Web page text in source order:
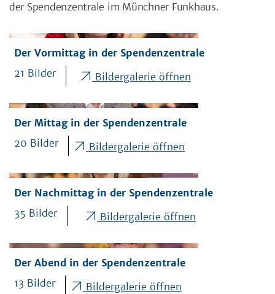
der Spendenzentrale im Münchner Funkhaus.
Der Vormittag in der Spendenzentrale
21 Bilder
Bildergalerie öffnen
Der Mittag in der Spendenzentrale
20 Bilder
Bildergalerie öffnen
Der Nachmittag in der Spendenzentrale
35 Bilder
Bildergalerie öffnen
Der Abend in der Spendenzentrale
13 Bilder
Bildergalerie öffnen